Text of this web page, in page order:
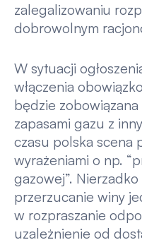
zalegalizowaniu
dobrowolnym
W sytuacji
włączenia
będzie
zapasami gazu z
czasu polska scena
wyrażeniami o np.
gazowej”.
przerzucanie winy
w rozpraszanie
uzależnienie od